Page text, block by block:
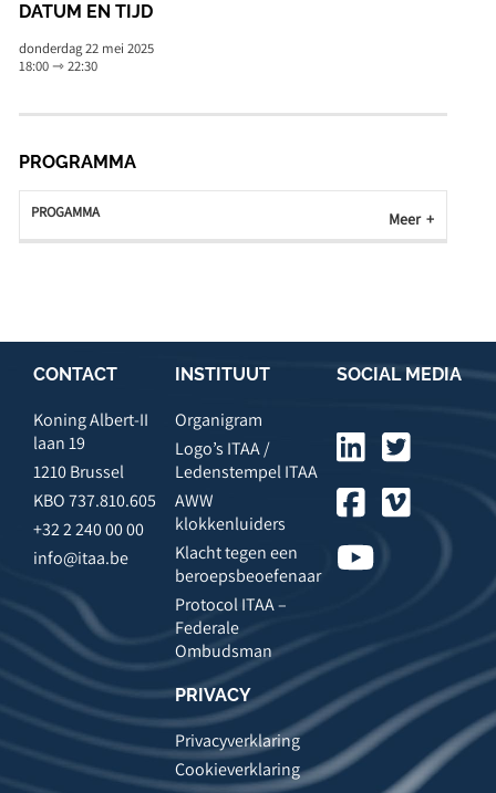
DATUM EN TIJD
donderdag 22 mei 2025
18:00 ⇾ 22:30
PROGRAMMA
PROGAMMA Meer
CONTACT
Koning Albert-II
laan 19
1210 Brussel
KBO 737.810.605
+32 2 240 00 00
info@itaa.be
INSTITUUT
Organigram
Logo’s ITAA /
Ledenstempel ITAA
AWW
klokkenluiders
Klacht tegen een
beroepsbeoefenaar
Protocol ITAA –
Federale
Ombudsman
PRIVACY
Privacyverklaring
Cookieverklaring
SOCIAL MEDIA